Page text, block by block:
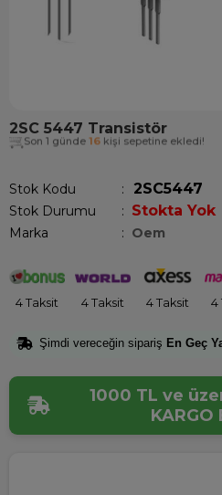
2SC 5447 Transistör
Son 1 günde 16 kişi sepetine ekledi!
Stok Kodu 2SC5447
Stok Durumu : Stokta Yok
Marka : Oem
4 Taksit 4 Taksit 4 Taksit 4
Şimdi vereceğin sipariş En Geç
1000 TL ve
KARGO